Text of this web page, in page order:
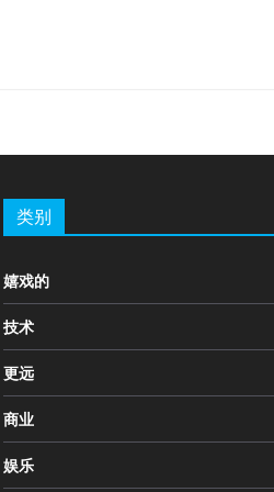
类别
嬉戏的
技术
更远
商业
娱乐